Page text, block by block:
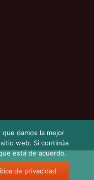
damos la mejor
web. Si continúa
está de acuerdo.
de privacidad